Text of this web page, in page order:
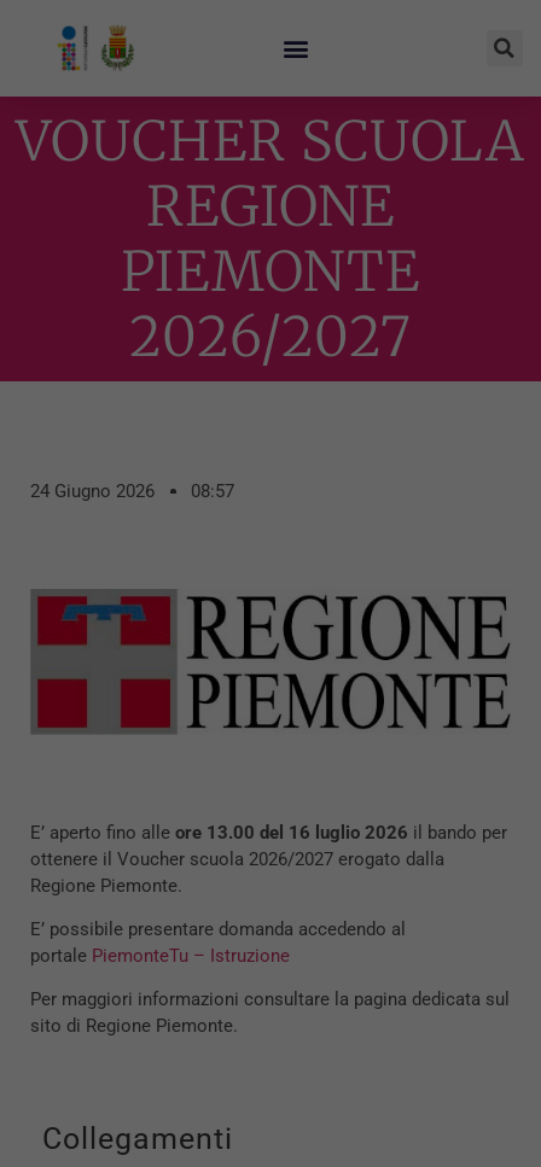
VOUCHER SCUOLA
REGIONE
PIEMONTE
2026/2027
24 Giugno 2026 08:57
E’ aperto fino alle ore 13.00 del 16 luglio 2026 il bando per
ottenere il Voucher scuola 2026/2027 erogato dalla
Regione Piemonte.
E’ possibile presentare domanda accedendo al
portale PiemonteTu – Istruzione
Per maggiori informazioni consultare la pagina dedicata sul
sito di Regione Piemonte.
Collegamenti